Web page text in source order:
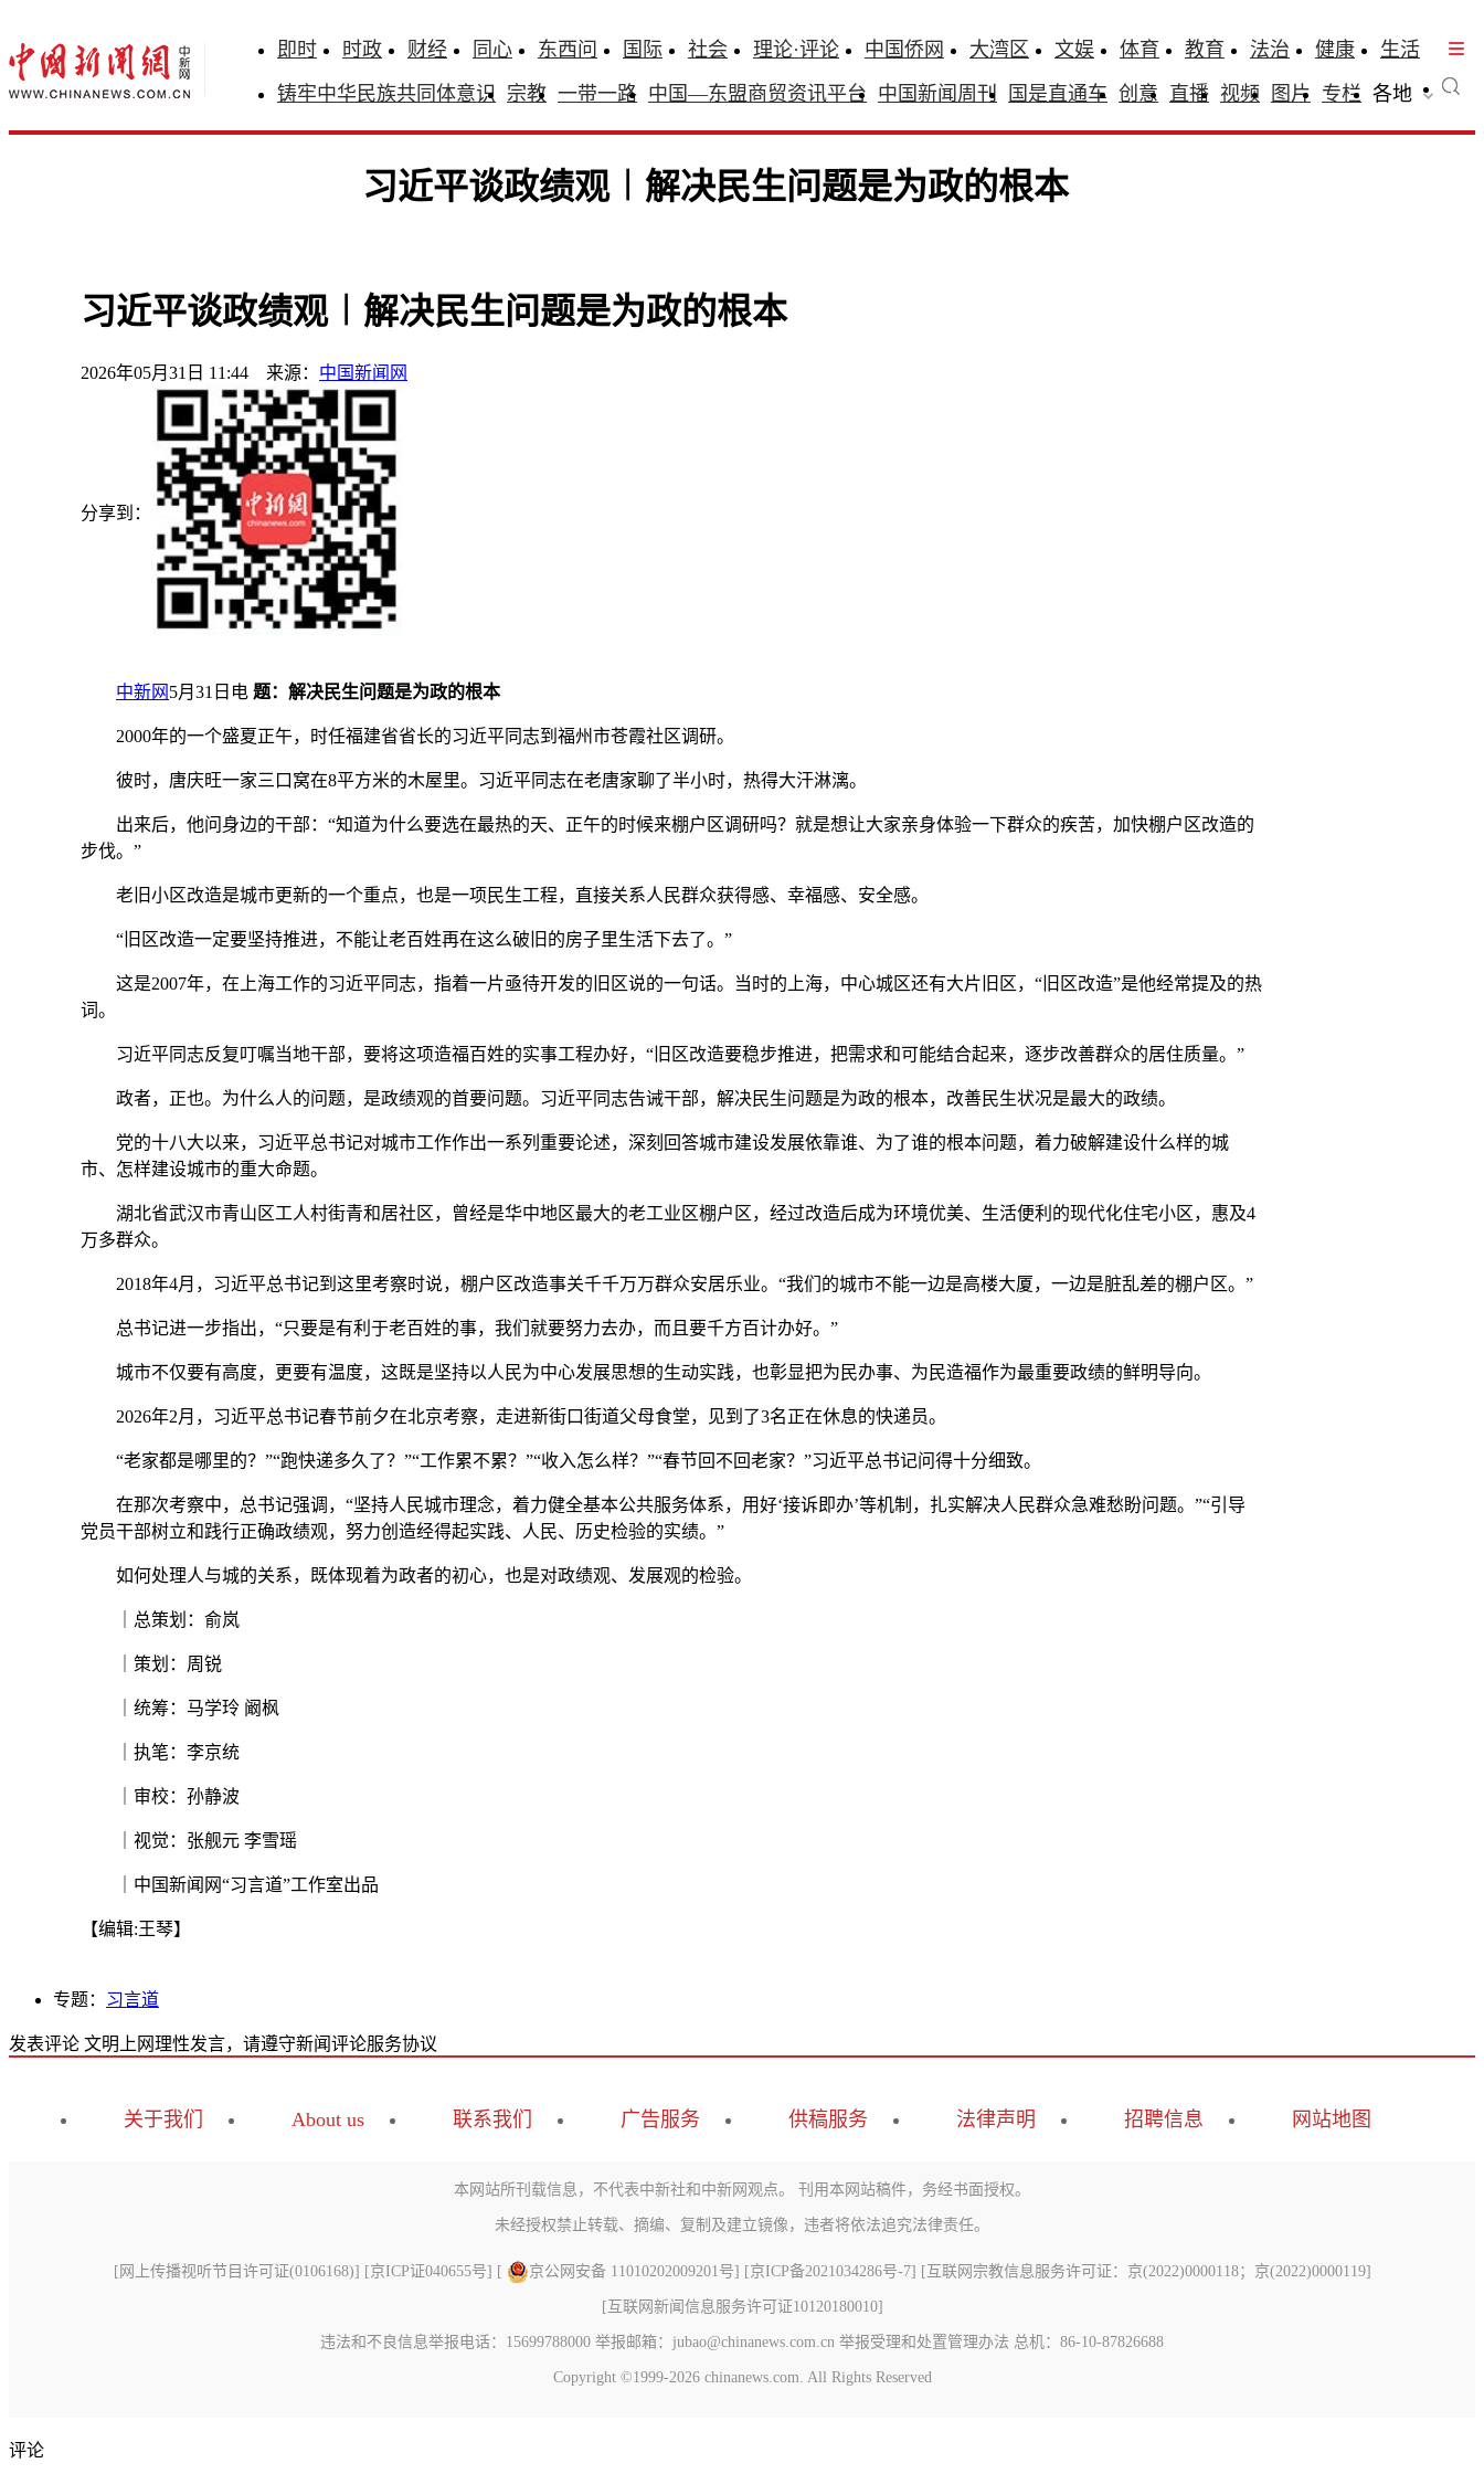
即时 时政 财经 同心 东西问 国际 社会 理论·评论 中国侨网 大湾区 文娱 体育 教育 法治 健康
生活
铸牢中华民族共同体意识 宗教 一带一路 中国—东盟商贸资讯平台 中国新闻周刊 国是直通车 创意 直播 视频 图片 专栏 各地
习近平谈政绩观︱解决民生问题是为政的根本
习近平谈政绩观︱解决民生问题是为政的根本
2026年05月31日 11:44 来源： 中国新闻网
分享到：
中新网 5月31日电 题：解决民生问题是为政的根本
2000年的一个盛夏正午，时任福建省省长的习近平同志到福州市苍霞社区调研。
彼时，唐庆旺一家三口窝在8平方米的木屋里。习近平同志在老唐家聊了半小时，热得大汗淋漓。
出来后，他问身边的干部：“知道为什么要选在最热的天、正午的时候来棚户区调研吗？就是想让大家亲身体验一下群众的疾苦，加快棚户区改造的
步伐。”
老旧小区改造是城市更新的一个重点，也是一项民生工程，直接关系人民群众获得感、幸福感、安全感。
“旧区改造一定要坚持推进，不能让老百姓再在这么破旧的房子里生活下去了。”
这是2007年，在上海工作的习近平同志，指着一片亟待开发的旧区说的一句话。当时的上海，中心城区还有大片旧区，“旧区改造”是他经常提及的热
词。
习近平同志反复叮嘱当地干部，要将这项造福百姓的实事工程办好，“旧区改造要稳步推进，把需求和可能结合起来，逐步改善群众的居住质量。”
政者，正也。为什么人的问题，是政绩观的首要问题。习近平同志告诫干部，解决民生问题是为政的根本，改善民生状况是最大的政绩。
党的十八大以来，习近平总书记对城市工作作出一系列重要论述，深刻回答城市建设发展依靠谁、为了谁的根本问题，着力破解建设什么样的城
市、怎样建设城市的重大命题。
湖北省武汉市青山区工人村街青和居社区，曾经是华中地区最大的老工业区棚户区，经过改造后成为环境优美、生活便利的现代化住宅小区，惠及4
万多群众。
2018年4月，习近平总书记到这里考察时说，棚户区改造事关千千万万群众安居乐业。“我们的城市不能一边是高楼大厦，一边是脏乱差的棚户区。”
总书记进一步指出，“只要是有利于老百姓的事，我们就要努力去办，而且要千方百计办好。”
城市不仅要有高度，更要有温度，这既是坚持以人民为中心发展思想的生动实践，也彰显把为民办事、为民造福作为最重要政绩的鲜明导向。
2026年2月，习近平总书记春节前夕在北京考察，走进新街口街道父母食堂，见到了3名正在休息的快递员。
“老家都是哪里的？”“跑快递多久了？”“工作累不累？”“收入怎么样？”“春节回不回老家？”习近平总书记问得十分细致。
在那次考察中，总书记强调，“坚持人民城市理念，着力健全基本公共服务体系，用好‘接诉即办’等机制，扎实解决人民群众急难愁盼问题。”“引导
党员干部树立和践行正确政绩观，努力创造经得起实践、人民、历史检验的实绩。”
如何处理人与城的关系，既体现着为政者的初心，也是对政绩观、发展观的检验。
｜总策划：俞岚
｜策划：周锐
｜统筹：马学玲 阚枫
｜执笔：李京统
｜审校：孙静波
｜视觉：张舰元 李雪瑶
｜中国新闻网“习言道”工作室出品
【编辑:王琴】
专题： 习言道
发表评论 文明上网理性发言，请遵守新闻评论服务协议
关于我们 About us 联系我们 广告服务 供稿服务 法律声明 招聘信息 网站地图
本网站所刊载信息，不代表中新社和中新网观点。 刊用本网站稿件，务经书面授权。
未经授权禁止转载、摘编、复制及建立镜像，违者将依法追究法律责任。
[ 网上传播视听节目许可证(0106168)] [京ICP证040655号] [ 京公网安备 11010202009201号] [京ICP备2021034286号-7] [ 互联网宗教信息服务许可证：京(2022)0000118；京(2022)0000119]
[ 互联网新闻信息服务许可证10120180010]
违法和不良信息举报电话：15699788000 举报邮箱：jubao@chinanews.com.cn 举报受理和处置管理办法 总机：86-10-87826688
Copyright ©1999-2026 chinanews.com. All Rights Reserved
评论